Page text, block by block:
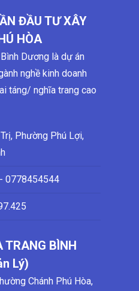
ĐẦU TƯ XÂY
HÒA
Dương là dự án
nghề kinh doanh
táng/ nghĩa trang cao
Phường Phú Lợi,
0778454544
TRANG BÌNH
Lý)
Chánh Phú Hòa,